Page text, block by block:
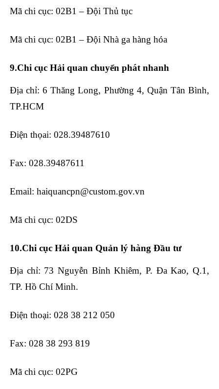
Mã chi cục: 02B1 – Đội Thủ tục
Mã chi cục: 02B1 – Đội Nhà ga hàng hóa
9.Chi cục Hải quan chuyển phát nhanh
Địa chỉ: 6 Thăng Long, Phường 4, Quận Tân Bình,
TP.HCM
Điện thọai: 028.39487610
Fax: 028.39487611
Email: haiquancpn@custom.gov.vn
Mã chi cục: 02DS
10.Chi cục Hải quan Quản lý hàng Đầu tư
Địa chỉ: 73 Nguyễn Bỉnh Khiêm, P. Đa Kao, Q.1,
TP. Hồ Chí Minh.
Điện thoại: 028 38 212 050
Fax: 028 38 293 819
Mã chi cục: 02PG